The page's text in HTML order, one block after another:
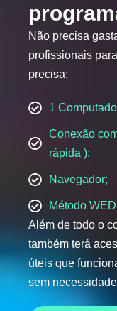
Não precisa
profissionais
precisa:
1
Conexão
rápida );
Navegador;
Método
Além de todo o
também terá
úteis que
sem